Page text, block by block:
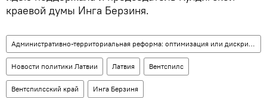
краевой думы Инга Берзиня.
Административно-территориальная реформа: оптимизация или дискриминация
Новости политики Латвии Латвия Вентспилс
Вентспилсский край Инга Берзиня